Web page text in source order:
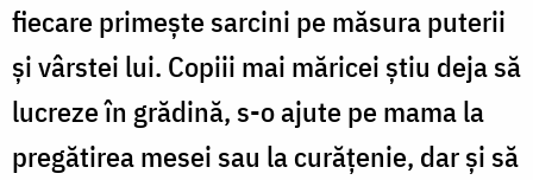
fiecare primește sarcini pe măsura puterii
și vârstei lui. Copiii mai măricei știu deja să
lucreze în grădină, s-o ajute pe mama la
pregătirea mesei sau la curățenie, dar și să